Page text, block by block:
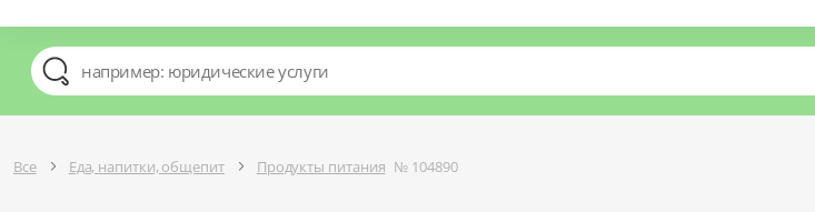
Все Еда, напитки, общепит Продукты питания № 104890